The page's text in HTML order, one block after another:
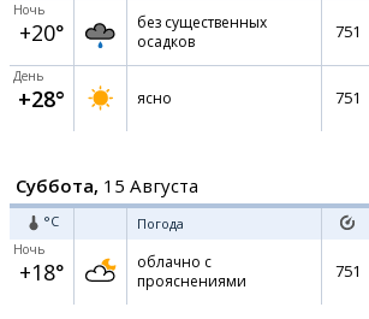
Ночь
+20°
без существенных
осадков
751
День
+28° ясно 751
Суббота, 15 Августа
°C Погода
Ночь
+18°
облачно с
прояснениями
751